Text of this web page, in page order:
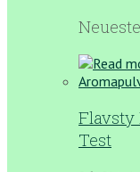
Test